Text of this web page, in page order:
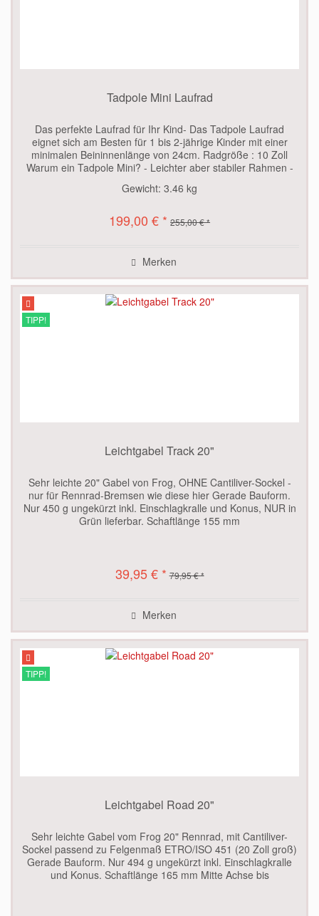
Tadpole Mini Laufrad
Das perfekte Laufrad für Ihr Kind- Das Tadpole Laufrad
eignet sich am Besten für 1 bis 2-jährige Kinder mit einer
minimalen Beininnenlänge von 24cm. Radgröße : 10 Zoll
Warum ein Tadpole Mini? - Leichter aber stabiler Rahmen -
Gewicht: 3.46 kg
199,00 € * 255,00 € *
Merken
TIPP!
Leichtgabel Track 20"
Sehr leichte 20" Gabel von Frog, OHNE Cantiliver-Sockel -
nur für Rennrad-Bremsen wie diese hier Gerade Bauform.
Nur 450 g ungekürzt inkl. Einschlagkralle und Konus, NUR in
Grün lieferbar. Schaftlänge 155 mm
39,95 € * 79,95 € *
Merken
TIPP!
Leichtgabel Road 20"
Sehr leichte Gabel vom Frog 20" Rennrad, mit Cantiliver-
Sockel passend zu Felgenmaß ETRO/ISO 451 (20 Zoll groß)
Gerade Bauform. Nur 494 g ungekürzt inkl. Einschlagkralle
und Konus. Schaftlänge 165 mm Mitte Achse bis